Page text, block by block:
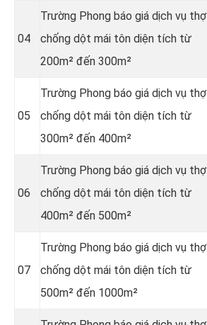
04
Trường Phong báo giá dịch vụ thợ
chống dột mái tôn diện tích từ
200m² đến 300m²
05
Trường Phong báo giá dịch vụ thợ
chống dột mái tôn diện tích từ
300m² đến 400m²
06
Trường Phong báo giá dịch vụ thợ
chống dột mái tôn diện tích từ
400m² đến 500m²
07
Trường Phong báo giá dịch vụ thợ
chống dột mái tôn diện tích từ
500m² đến 1000m²